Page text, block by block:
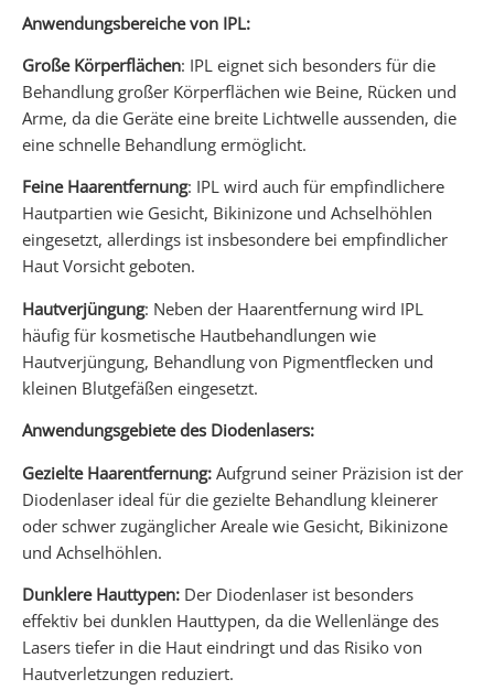
Anwendungsbereiche von IPL:
Große Körperflächen: IPL eignet sich besonders für die
Behandlung großer Körperflächen wie Beine, Rücken und
Arme, da die Geräte eine breite Lichtwelle aussenden, die
eine schnelle Behandlung ermöglicht.
Feine Haarentfernung: IPL wird auch für empfindlichere
Hautpartien wie Gesicht, Bikinizone und Achselhöhlen
eingesetzt, allerdings ist insbesondere bei empfindlicher
Haut Vorsicht geboten.
Hautverjüngung: Neben der Haarentfernung wird IPL
häufig für kosmetische Hautbehandlungen wie
Hautverjüngung, Behandlung von Pigmentflecken und
kleinen Blutgefäßen eingesetzt.
Anwendungsgebiete des Diodenlasers:
Gezielte Haarentfernung: Aufgrund seiner Präzision ist der
Diodenlaser ideal für die gezielte Behandlung kleinerer
oder schwer zugänglicher Areale wie Gesicht, Bikinizone
und Achselhöhlen.
Dunklere Hauttypen: Der Diodenlaser ist besonders
effektiv bei dunklen Hauttypen, da die Wellenlänge des
Lasers tiefer in die Haut eindringt und das Risiko von
Hautverletzungen reduziert.